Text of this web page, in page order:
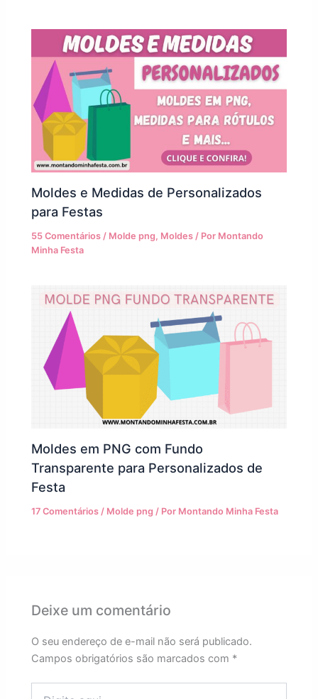
Moldes e Medidas de Personalizados
para Festas
55 Comentários / Molde png, Moldes / Por Montando
Minha Festa
Moldes em PNG com Fundo
Transparente para Personalizados de
Festa
17 Comentários / Molde png / Por Montando Minha Festa
Deixe um comentário
O seu endereço de e-mail não será publicado.
Campos obrigatórios são marcados com *